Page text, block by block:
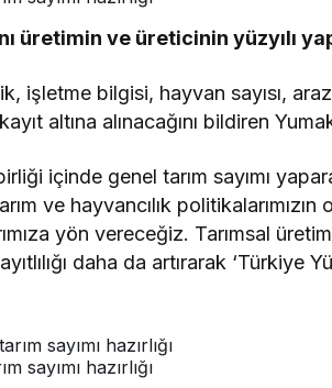
üretimin ve üreticinin yüzyılı
işletme bilgisi, hayvan sayısı,
altına alınacağını bildiren
içinde genel tarım sayımı
ve hayvancılık
yön vereceğiz. Tarımsal
daha da artırarak ‘Türkiye
sayımı hazırlığı